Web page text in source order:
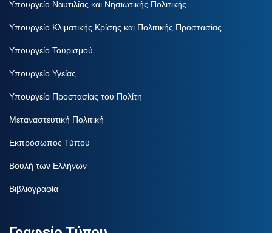
Υπουργείο Ναυτιλίας και Νησιωτικής Πολιτικής
Υπουργείο Κλιματικής Κρίσης και Πολιτικής Προστασίας
Υπουργείο Τουρισμού
Υπουργείο Υγείας
Υπουργείο Προστασίας του Πολίτη
Μεταναστευτική Πολιτική
Εκπρόσωπος Τύπου
Βουλή των Ελλήνων
Βιβλιογραφία